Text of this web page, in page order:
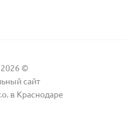
©
сайт
в Краснодаре